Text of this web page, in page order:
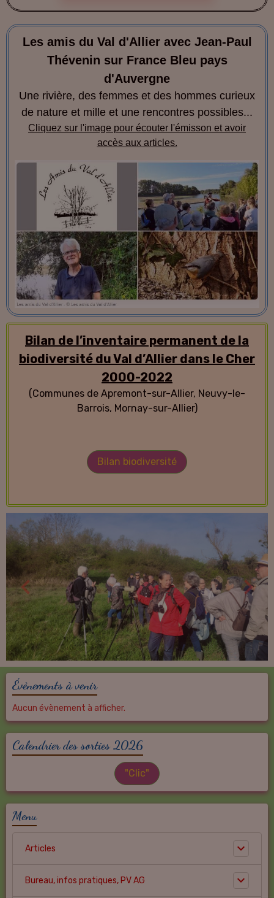
Les amis du Val d'Allier avec Jean-Paul
Thévenin sur France Bleu pays
d'Auvergne
Une rivière, des femmes et des hommes curieux
de nature et mille et une rencontres possibles...
Cliquez sur l'image pour écouter l'émisson et avoir
accès aux articles.
Bilan de l’inventaire permanent de la
biodiversité du Val d’Allier dans le Cher
2000-2022
(Communes de Apremont-sur-Allier, Neuvy-le-
Barrois, Mornay-sur-Allier)
Bilan biodiversité
Évènements à venir
Aucun évènement à afficher.
Calendrier des sorties 2026
"Clic"
Menu
Articles
Bureau, infos pratiques, PV AG